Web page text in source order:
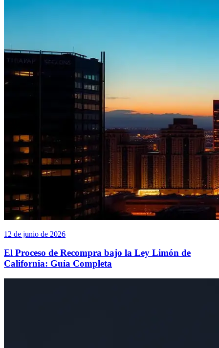
12 de junio de 2026
El Proceso de Recompra bajo la Ley Limón de
California: Guía Completa